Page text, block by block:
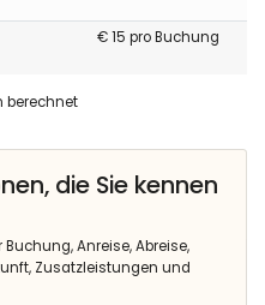
€ 15 pro Buchung
berechnet
die Sie kennen
Anreise, Abreise,
Zusatzleistungen und